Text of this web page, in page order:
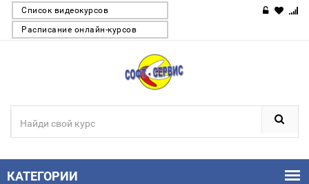
Список видеокурсов
Расписание онлайн-курсов
КАТЕГОРИИ